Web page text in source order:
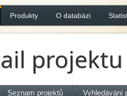
Produkty O databázi
projektu
Seznam projektů Vyhledávání